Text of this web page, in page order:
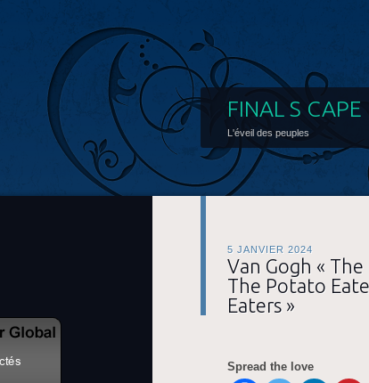
FINAL S CAPE
L'éveil des peuples
5 JANVIER 2024
Van Gogh «
The Potato
Eaters »
Spread the love